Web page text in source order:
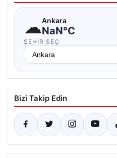
☁Ankara
NaN°C
ŞEHIR SEÇ
Bizi Takip Edin